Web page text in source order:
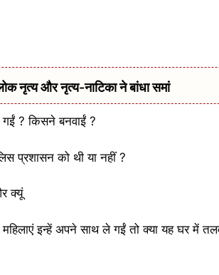
नृत्य और नृत्य-नाटिका ने बांधा समां
गईं ? किसने बनवाईं ?
प्रशासन को थी या नहीं ?
क्यूं
इन्हें अपने साथ ले गईं तो क्या यह घर में